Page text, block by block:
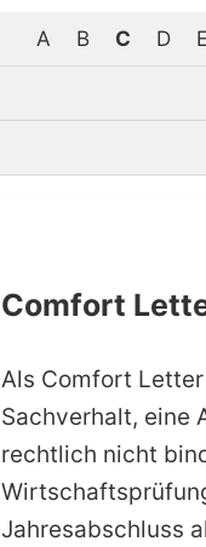
A B C D E
Comfort
Als Comfort
Sachverhalt, eine
rechtlich nicht
Jahresabschluss